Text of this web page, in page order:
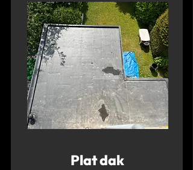
Plat dak